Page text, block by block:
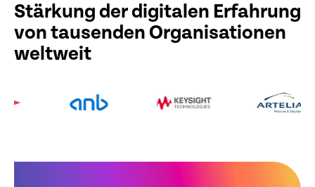
Stärkung der digitalen Erfahrung
von tausenden Organisationen
weltweit